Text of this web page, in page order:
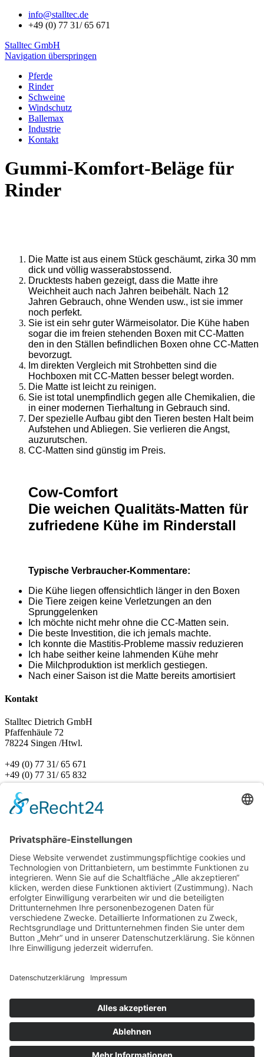
info@stalltec.de
+49 (0) 77 31/ 65 671
Stalltec GmbH
Navigation überspringen
Pferde
Rinder
Schweine
Windschutz
Ballemax
Industrie
Kontakt
Gummi-Komfort-Beläge für
Rinder
Die Matte ist aus einem Stück geschäumt, zirka 30 mm
dick und völlig wasserabstossend.
Drucktests haben gezeigt, dass die Matte ihre
Weichheit auch nach Jahren beibehält. Nach 12
Jahren Gebrauch, ohne Wenden usw., ist sie immer
noch perfekt.
Sie ist ein sehr guter Wärmeisolator. Die Kühe haben
sogar die im freien stehenden Boxen mit CC-Matten
den in den Ställen befindlichen Boxen ohne CC-Matten
bevorzugt.
Im direkten Vergleich mit Strohbetten sind die
Hochboxen mit CC-Matten besser belegt worden.
Die Matte ist leicht zu reinigen.
Sie ist total unempfindlich gegen alle Chemikalien, die
in einer modernen Tierhaltung in Gebrauch sind.
Der spezielle Aufbau gibt den Tieren besten Halt beim
Aufstehen und Abliegen. Sie verlieren die Angst,
auzurutschen.
CC-Matten sind günstig im Preis.
Cow-Comfort
Die weichen Qualitäts-Matten für
zufriedene Kühe im Rinderstall
Typische Verbraucher-Kommentare:
Die Kühe liegen offensichtlich länger in den Boxen
Die Tiere zeigen keine Verletzungen an den
Sprunggelenken
Ich möchte nicht mehr ohne die CC-Matten sein.
Die beste Investition, die ich jemals machte.
Ich konnte die Mastitis-Probleme massiv reduzieren
Ich habe seither keine lahmenden Kühe mehr
Die Milchproduktion ist merklich gestiegen.
Nach einer Saison ist die Matte bereits amortisiert
Kontakt
Stalltec Dietrich GmbH
Pfaffenhäule 72
78224 Singen /Htwl.
+49 (0) 77 31/ 65 671
+49 (0) 77 31/ 65 832
info@stalltec.de
www.stalltec.de
Viele Dinge lassen sich telefonisch am besten besprechen.
Gerne sind wir für Sie da.
Rufen Sie an unter:+49 (0)7731 - 65671
© Stalltec Dietrich GmbH - 2026 |Impressum|Datenschutz|
Sitemap|Suche
Back to Top
Suchbegriffe
Rinder
Windschutz